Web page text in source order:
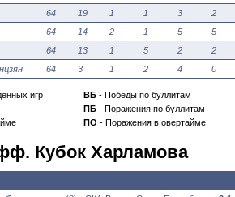
64 19 1 1 3
2
64 14 2 1 5
5
64 13 1 5 2
2
64 3 1 2 4 0
игр
ВБ - Победы по буллитам
ПБ - Поражения по буллитам
ПО - Поражения в овертайме
Кубок Харламова